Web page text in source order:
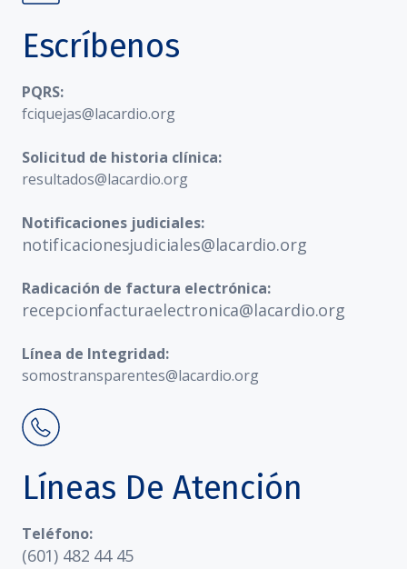
Escríbenos
PQRS:
fciquejas@lacardio.org
Solicitud de historia clínica:
resultados@lacardio.org
Notificaciones judiciales:
notificacionesjudiciales@lacardio.org
Radicación de factura electrónica:
recepcionfacturaelectronica@lacardio.org
Línea de Integridad:
somostransparentes@lacardio.org
Líneas De Atención
Teléfono:
(601) 482 44 45